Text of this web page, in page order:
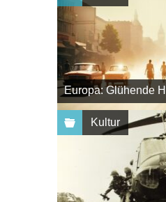
Europa: Glühende
Kultur